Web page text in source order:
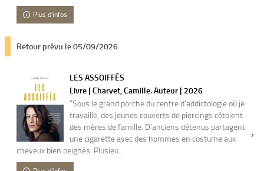
Plus d'infos
Retour prévu le 05/09/2026
LES ASSOIFFÉS
Livre | Charvet, Camille. Auteur | 2026
"Sous le grand porche du centre d'addictologie où je
travaille, des jeunes couverts de piercings côtoient
des mères de famille. D'anciens détenus partagent
une cigarette avec des hommes en costume aux
cheveux bien peignés. Plusieu...